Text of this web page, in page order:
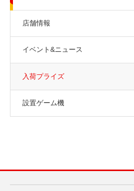
店舗情報
イベント&ニュース
入荷プライズ
設置ゲーム機